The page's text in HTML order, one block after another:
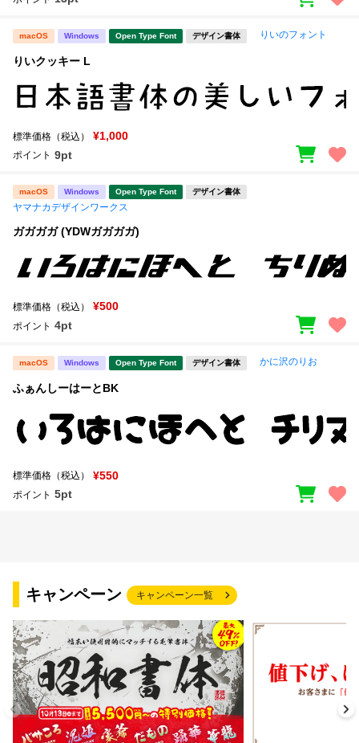
macOS Windows Open Type Font デザイン書体 りいのフォント
りいクッキー L
標準価格（税込） ¥1,000
ポイント 9pt
macOS Windows Open Type Font デザイン書体
ヤマナカデザインワークス
ガガガガ (YDWガガガガ)
標準価格（税込） ¥500
ポイント 4pt
macOS Windows Open Type Font デザイン書体 かに沢のりお
ふぁんしーはーとBK
標準価格（税込） ¥550
ポイント 5pt
キャンペーン キャンペーン一覧